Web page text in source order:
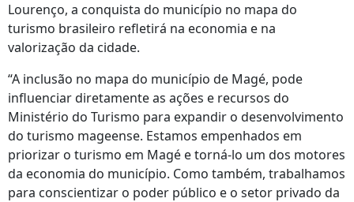
Lourenço, a conquista do município no mapa do
turismo brasileiro refletirá na economia e na
valorização da cidade.
“A inclusão no mapa do município de Magé, pode
influenciar diretamente as ações e recursos do
Ministério do Turismo para expandir o desenvolvimento
do turismo mageense. Estamos empenhados em
priorizar o turismo em Magé e torná-lo um dos motores
da economia do município. Como também, trabalhamos
para conscientizar o poder público e o setor privado da